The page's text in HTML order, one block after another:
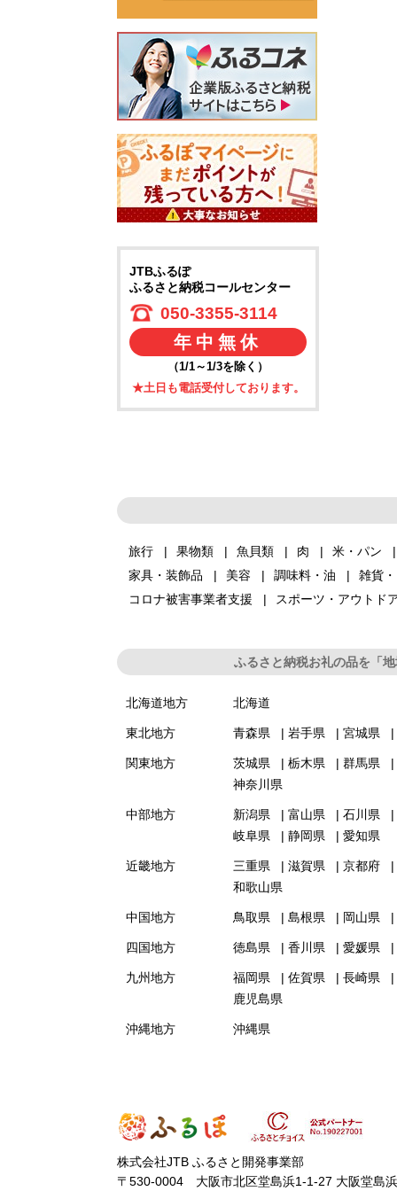
JTBふるぽ
ふるさと納税コールセンター
050-3355-3114
年中無休
（1/1～1/3を除く）
★土日も電話受付しております。
旅行 果物類 魚貝類 肉
米・パン
家具・装飾品
美容 調味料・油
雑貨
コロナ被害事業者支援
スポーツ・アウトド
ふるさと納税お礼の品を「
北海道地方 北海道
東北地方 青森県 岩手県 宮城県
関東地方 茨城県 栃木県
群馬県
神奈川県
中部地方 新潟県 富山県
石川県
岐阜県
静岡県 愛知県
近畿地方 三重県 滋賀県
京都府
和歌山県
中国地方 鳥取県 島根県 岡山県
四国地方 徳島県 香川県 愛媛県
九州地方 福岡県 佐賀県
長崎県
鹿児島県
沖縄地方 沖縄県
株式会社JTB ふるさと開発事業部
〒530-0004 大阪市北区堂島浜1-1-27 大阪堂島